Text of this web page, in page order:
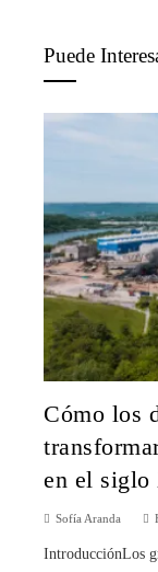
Puede
Cómo los
en el
Sofía Aranda
IntroducciónLos